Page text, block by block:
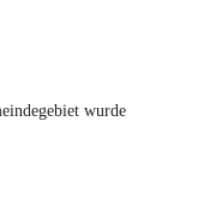
wurde